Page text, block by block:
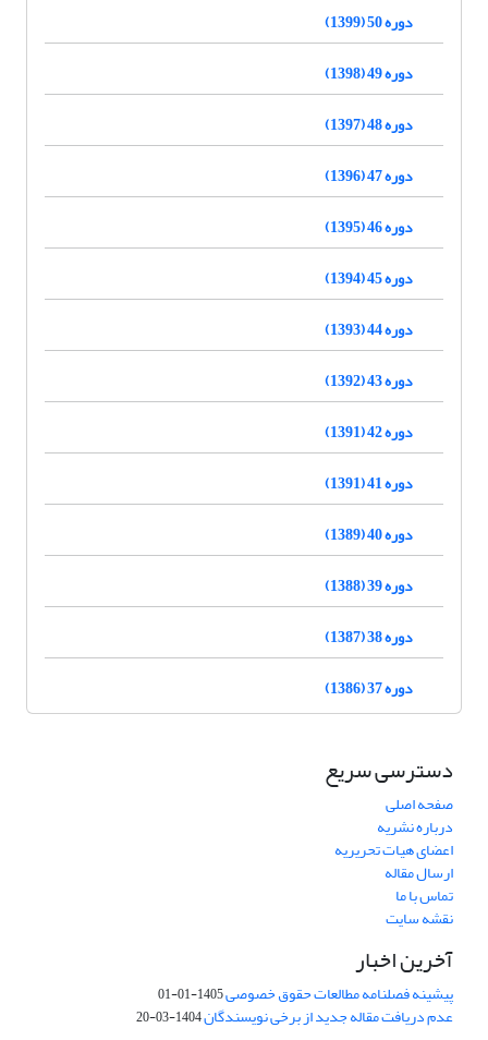
دوره 50 (1399)
دوره 49 (1398)
دوره 48 (1397)
دوره 47 (1396)
دوره 46 (1395)
دوره 45 (1394)
دوره 44 (1393)
دوره 43 (1392)
دوره 42 (1391)
دوره 41 (1391)
دوره 40 (1389)
دوره 39 (1388)
دوره 38 (1387)
دوره 37 (1386)
دسترسی سریع
صفحه اصلی
درباره نشریه
اعضای هیات تحریریه
ارسال مقاله
تماس با ما
نقشه سایت
آخرین اخبار
پیشینه فصلنامه مطالعات حقوق خصوصی1405-01-01
عدم دریافت مقاله جدید از برخی نویسندگان1404-03-20